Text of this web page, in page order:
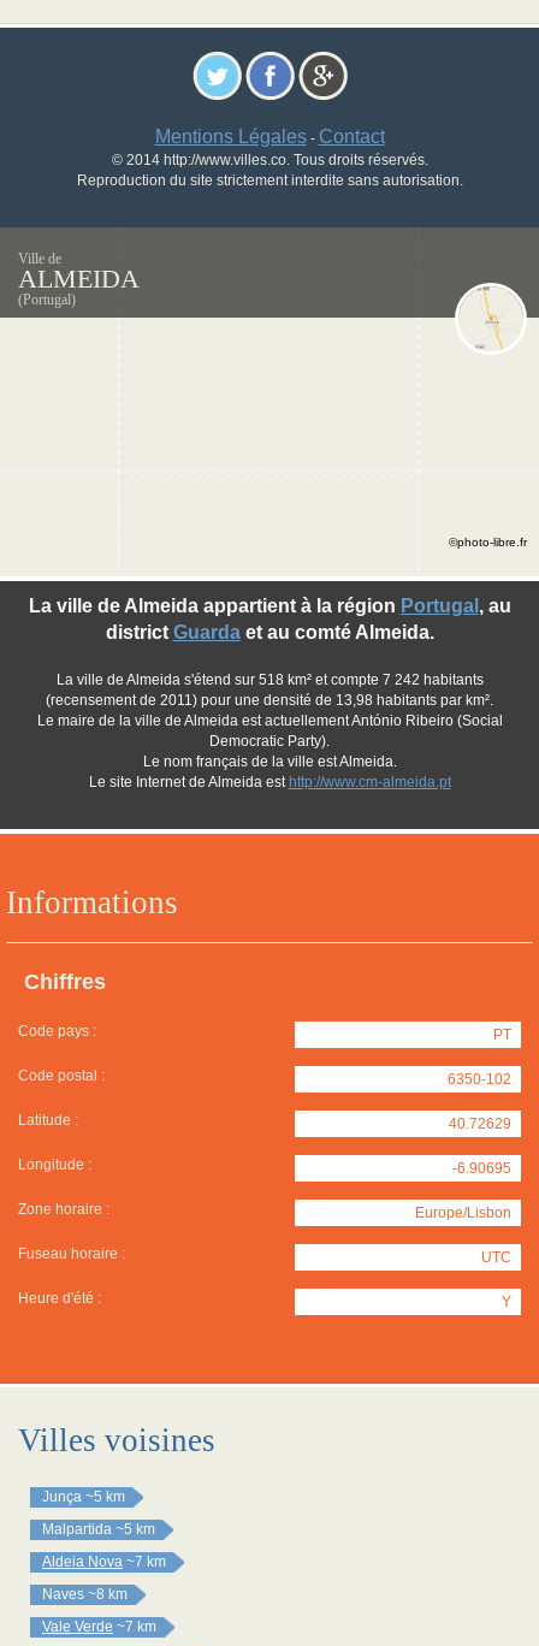
Mentions Légales- Contact
© 2014 http://www.villes.co. Tous droits réservés.
Reproduction du site strictement interdite sans autorisation.
Ville de
ALMEIDA
(Portugal)
Informations
Chiffres
Code pays : PT
Code postal : 6350-102
Latitude : 40.72629
Longitude : -6.90695
Zone horaire : Europe/Lisbon
Fuseau horaire : UTC
Heure d'été : Y
La ville de Almeida appartient à la région Portugal , au
district Guardaet au comté Almeida.
La ville de Almeida s'étend sur 518 km² et compte 7 242 habitants
(recensement de 2011) pour une densité de 13,98 habitants par km².
Le maire de la ville de Almeida est actuellement António Ribeiro (Social
Democratic Party).
Le nom français de la ville est Almeida.
Le site Internet de Almeida est http://www.cm-almeida.pt
©photo-libre.fr
Villes voisines
Junça ~5 km
Malpartida ~5 km
Aldeia Nova ~7 km
Naves ~8 km
Vale Verde ~7 km